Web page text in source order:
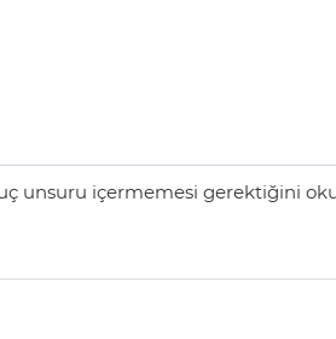
unsuru içermemesi gerektiğini